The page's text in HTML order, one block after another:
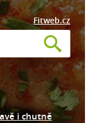
Fitweb.cz
i chutně